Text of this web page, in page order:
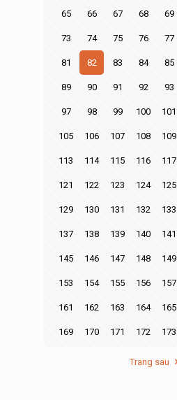
65 66 67 68 69
73 74 75 76 77
81 82 83 84 85
89 90 91 92 93
97 98 99 100 101
105 106 107 108 109
113 114 115 116 117
121 122 123 124 125
129 130 131 132 133
137 138 139 140 141
145 146 147 148 149
153 154 155 156 157
161 162 163 164 165
169 170 171 172 173
Trang sau